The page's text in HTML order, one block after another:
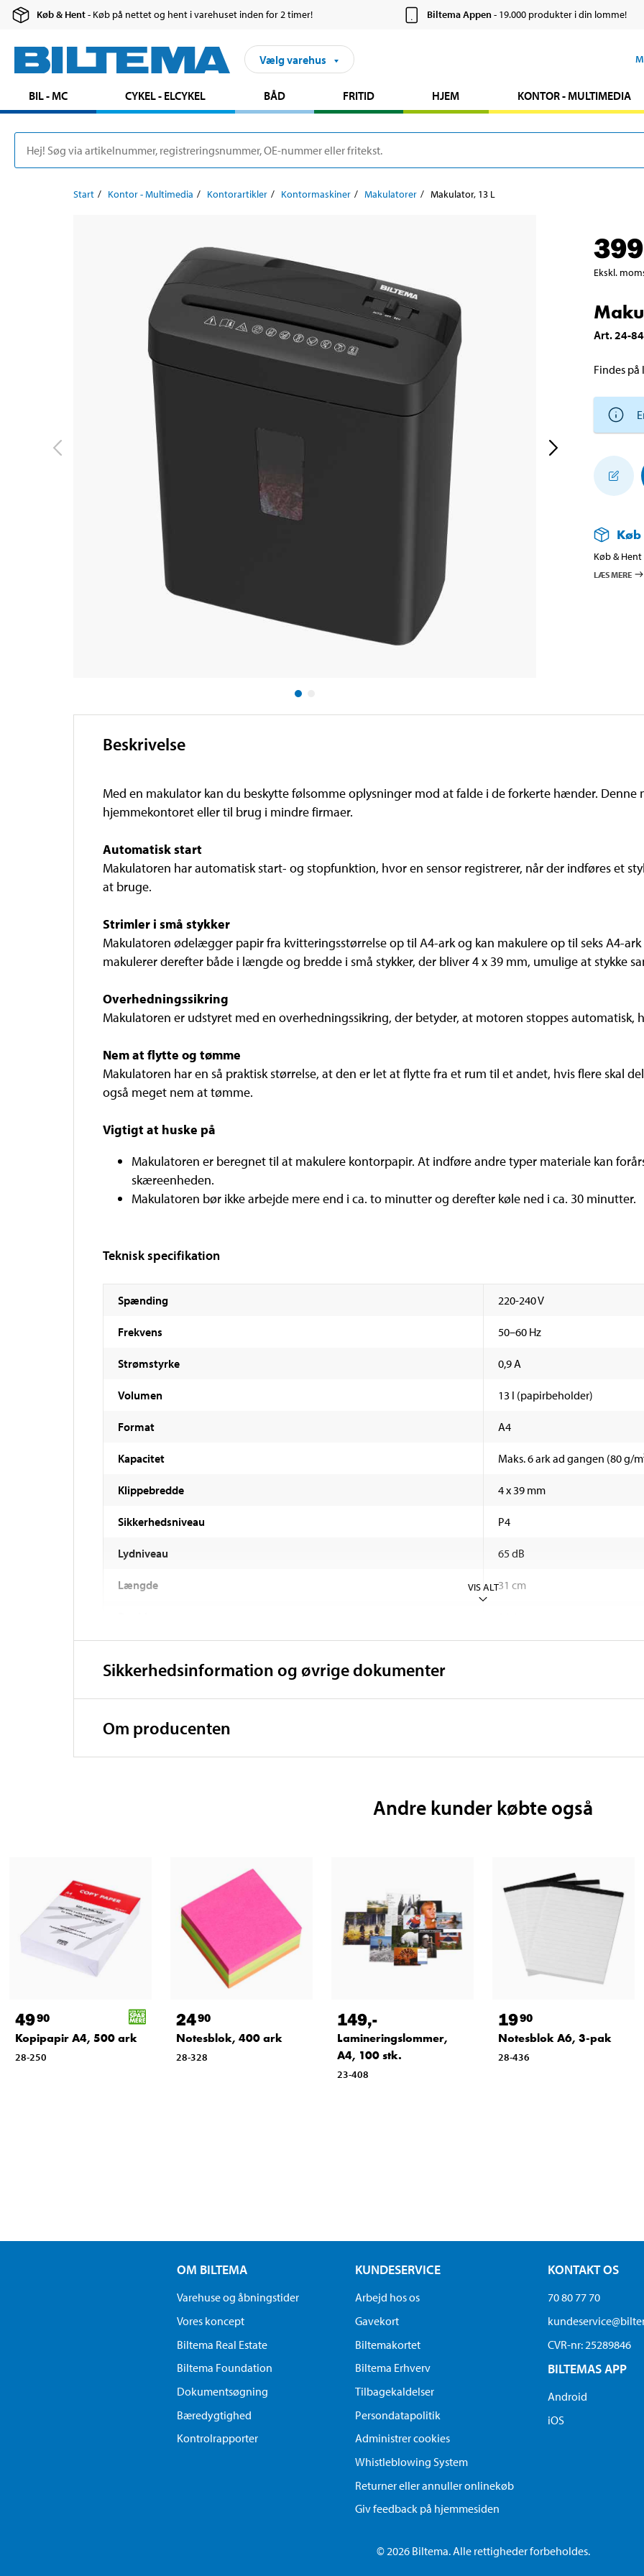
Køb & Hent- Køb på nettet og hent i varehuset inden for 2 timer! Biltema Appen- 19.000 produkter i din lomme!
Vælg varehus
BIL - MC CYKEL - ELCYKEL BÅD FRITID HJEM KONTOR - MULTIMEDIA
Start Kontor - Multimedia Kontorartikler Kontormaskiner Makulatorer Makulator, 13 L
399
Ekskl.
Art.24-
Findes på
Køb &
LÆS MERE
Beskrivelse
Med en makulator kan du beskytte følsomme oplysninger mod at falde i de forkerte hænder.
hjemmekontoret eller til brug i mindre firmaer.
Automatisk start
Makulatoren har automatisk start- og stopfunktion, hvor en sensor registrerer, når der indføres et
at bruge.
Strimler i små stykker
Makulatoren ødelægger papir fra kvitteringsstørrelse op til A4-ark og kan makulere op til seks A4-
makulerer derefter både i længde og bredde i små stykker, der bliver 4 x 39 mm, umulige at stykke
Overhedningssikring
Makulatoren er udstyret med en overhedningssikring, der betyder, at motoren stoppes automatisk,
Nem at flytte og tømme
Makulatoren har en så praktisk størrelse, at den er let at flytte fra et rum til et andet, hvis flere skal
også meget nem at tømme.
Vigtigt at huske på
Makulatoren er beregnet til at makulere kontorpapir. At indføre andre typer materiale kan
skæreenheden.
Makulatoren bør ikke arbejde mere end i ca. to minutter og derefter køle ned i ca. 30 minutter.
Teknisk specifikation
Spænding 220-240 V
Frekvens 50–60 Hz
Strømstyrke 0,9 A
Volumen 13 l (papirbeholder)
Format A4
Kapacitet Maks. 6 ark ad gangen (80 g/
Klippebredde 4 x 39 mm
Sikkerhedsniveau P4
Lydniveau 65 dB
Længde 31 cm
Vægt
VIS ALT
Sikkerhedsinformation og øvrige dokumenter
Om producenten
Andre kunder købte også
4990
Kopipapir A4, 500 ark
28-250
2490
Notesblok, 400 ark
28-328
149,-
Lamineringslommer,
A4, 100 stk.
23-408
1990
Notesblok A6, 3-pak
28-436
OM BILTEMA
Varehuse og åbningstider
Vores koncept
Biltema Real Estate
Biltema Foundation
Dokumentsøgning
Bæredygtighed
Kontrolrapporter
KUNDESERVICE
Arbejd hos os
Gavekort
Biltemakortet
Biltema Erhverv
Tilbagekaldelser
Persondatapolitik
Administrer cookies
Whistleblowing System
Returner eller annuller onlinekøb
Giv feedback på hjemmesiden
KONTAKT OS
70 80 77 70
CVR-nr: 25289846
BILTEMAS APP
Android
iOS
© 2026 Biltema. Alle rettigheder forbeholdes.